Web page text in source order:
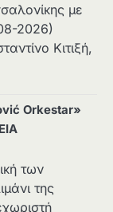
με
2026)
Κιτιξή,
Orkestar»
των
της